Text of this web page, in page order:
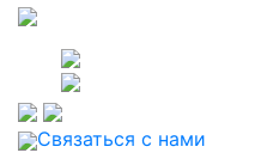
Связаться с нами